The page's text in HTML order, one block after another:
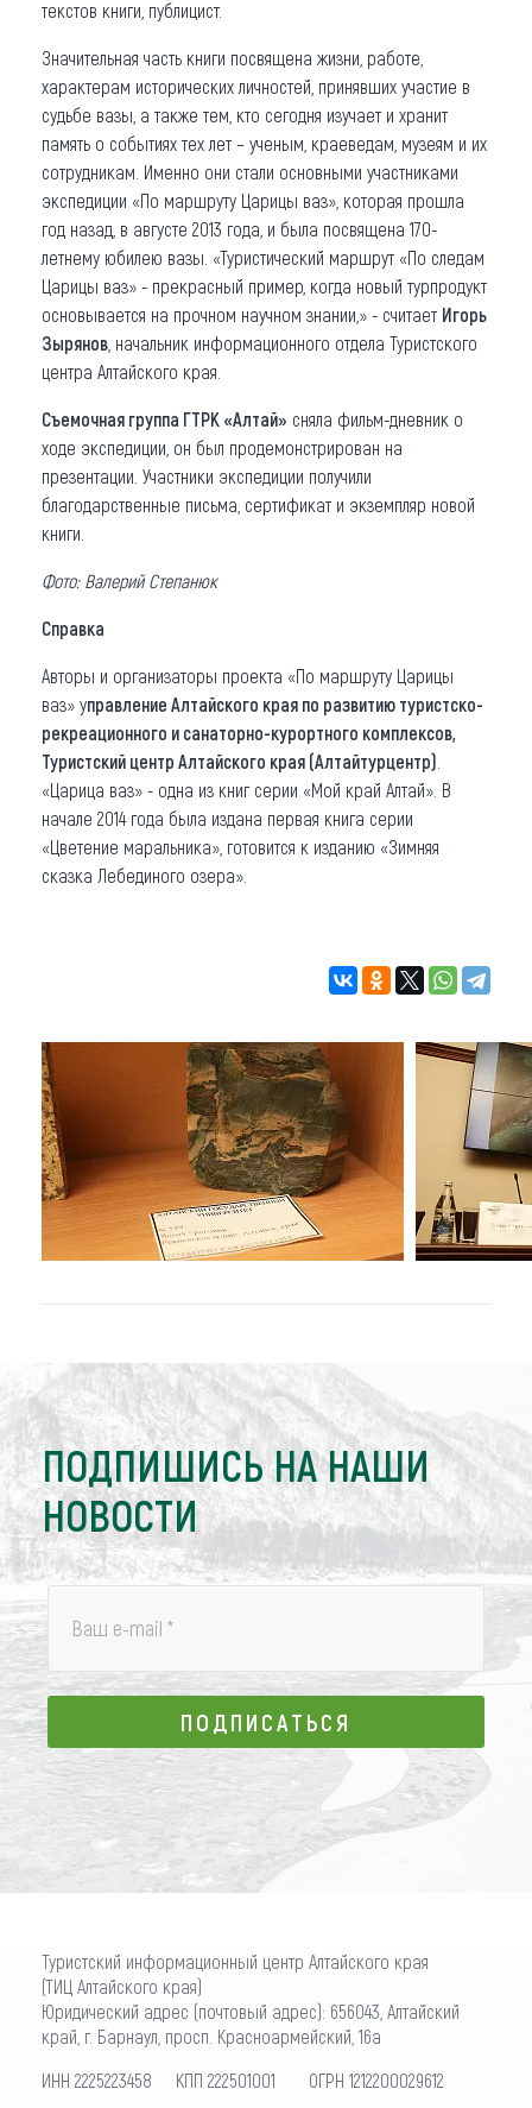
текстов книги, публицист.
Значительная часть книги посвящена жизни, работе,
характерам исторических личностей, принявших участие в
судьбе вазы, а также тем, кто сегодня изучает и хранит
память о событиях тех лет – ученым, краеведам, музеям и их
сотрудникам. Именно они стали основными участниками
экспедиции «По маршруту Царицы ваз», которая прошла
год назад, в августе 2013 года, и была посвящена 170-
летнему юбилею вазы. «Туристический маршрут «По следам
Царицы ваз» - прекрасный пример, когда новый турпродукт
основывается на прочном научном знании,» - считает Игорь
Зырянов , начальник информационного отдела Туристского
центра Алтайского края.
Съемочная группа ГТРК «Алтай» сняла фильм-дневник о
ходе экспедиции, он был продемонстрирован на
презентации. Участники экспедиции получили
благодарственные письма, сертификат и экземпляр новой
книги.
Фото: Валерий Степанюк
Справка
Авторы и организаторы проекта «По маршруту Царицы
ваз» управление Алтайского края по развитию туристско-
рекреационного и санаторно-курортного комплексов,
Туристский центр Алтайского края (Алтайтурцентр)
«Царица ваз» - одна из книг серии «Мой край Алтай». В
начале 2014 года была издана первая книга серии
«Цветение маральника», готовится к изданию «Зимняя
сказка Лебединого озера».
ПОДПИШИСЬ НА НАШИ
НОВОСТИ
Ваш e-mail *
ПОДПИСАТЬСЯ
ПОДПИСАТЬСЯ
Туристский информационный центр Алтайского края
(ТИЦ Алтайского края)
Юридический адрес (почтовый адрес): 656043, Алтайский
край, г. Барнаул, просп. Красноармейский, 16а
ИНН 2225223458 КПП 222501001 ОГРН 1212200029612